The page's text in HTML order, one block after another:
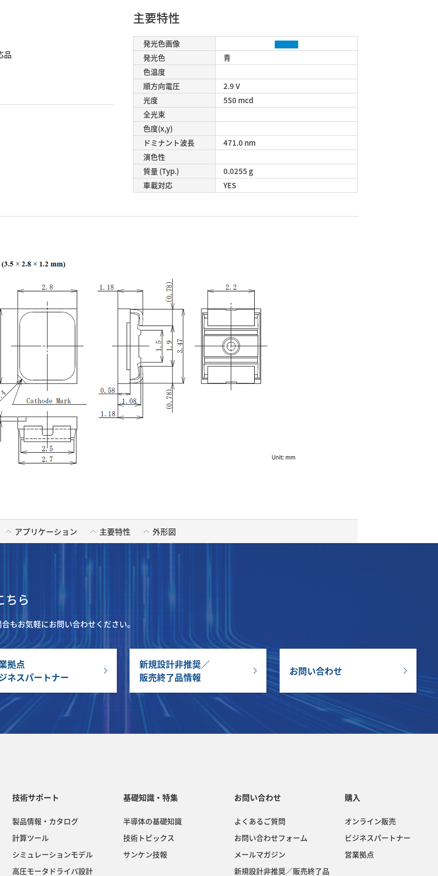
品
主要特性
発光色画像
発光色
青
色温度
順方向電圧
2.9 V
光度
550 mcd
全光束
色度(x,y)
ドミナント波長
471.0 nm
演色性
質量 (Typ.)
0.0255 g
車載対応
YES
アプリケーション 主要特性 外形図
ちら
もお気軽にお問い合わせください。
拠点
ネスパートナー
新規設計非推奨／
販売終了品情報
お問い合わせ
技術サポート
製品情報・カタログ
計算ツール
シミュレーションモデル
高圧モータドライバ設計
基礎知識・特集
半導体の基礎知識
技術トピックス
サンケン技報
お問い合わせ
よくあるご質問
お問い合わせフォーム
メールマガジン
新規設計非推奨／販売終了品
購入
オンライン販売
ビジネスパートナー
営業拠点